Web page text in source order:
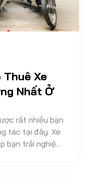
Thuê Xe
Nhất Ở
rất nhiều bạn
tác tại đây. Xe
bạn trải nghiệm